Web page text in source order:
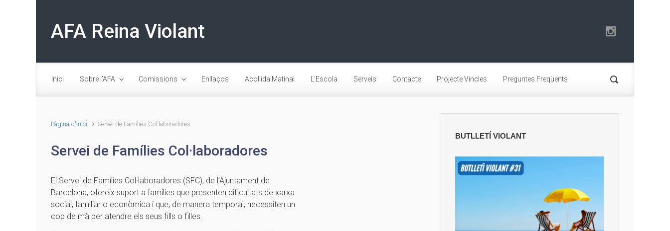
AFA Reina Violant
Inici Sobre l’AFA Comissions Enllaços Acollida Matinal L’Escola Serveis Contacte Projecte Vincles Preguntes Freqüents
Pàgina d'inici Servei de Famílies Col·laboradores
Servei de Famílies Col·laboradores
El Servei de Famílies Col·laboradores (SFC), de l’Ajuntament de
Barcelona, ofereix suport a famílies que presenten dificultats de xarxa
social, familiar o econòmica i que, de manera temporal, necessiten un
cop de mà per atendre els seus fills o filles.
BUTLLETÍ VIOLANT